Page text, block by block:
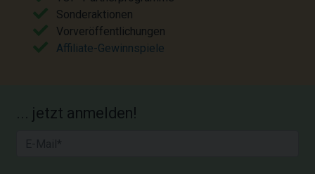
Sonderaktionen
Vorveröffentlichungen
Affiliate-Gewinnspiele
... jetzt anmelden!